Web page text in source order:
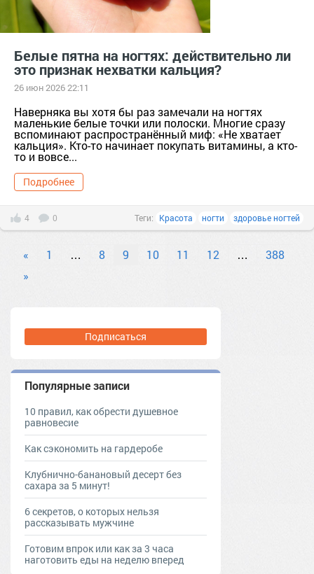
Белые пятна на ногтях: действительно ли
это признак нехватки кальция?
26 июн 2026 22:11
Наверняка вы хотя бы раз замечали на ногтях
маленькие белые точки или полоски. Многие сразу
вспоминают распространённый миф: «Не хватает
кальция». Кто-то начинает покупать витамины, а кто-
то и вовсе...
Подробнее
4 0 Теги: Красота ногти здоровье ногтей
« 1 … 8 9 10 11 12 …
388
»
Подписаться
Популярные записи
10 правил, как обрести душевное
равновесие
Как сэкономить на гардеробе
Клубнично-банановый десерт без
сахара за 5 минут!
6 секретов, о которых нельзя
рассказывать мужчине
Готовим впрок или как за 3 часа
наготовить еды на неделю вперед